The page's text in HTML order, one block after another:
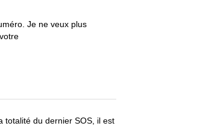
Je ne veux plus
totalité du dernier SOS, il est